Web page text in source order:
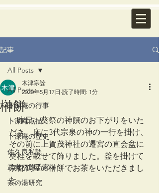
記事
All Posts
卜深庵の行事
卜深庵点描
卜深庵の歴史
佐久良私語
武者小路千家
茶の湯研究
All Posts
榊餅
木津宗詮
2020年5月17日 読了時間: 1分
昨日、葵祭の神饌のお下がりをいた
だき、床に3代宗泉の神の一行を掛け、
その前に上賀茂神社の遷宮の直会盆に
葵桂を載せて飾りました。釜を掛けて
京都鶴屋の榊餅でお茶をいただきまし
た。